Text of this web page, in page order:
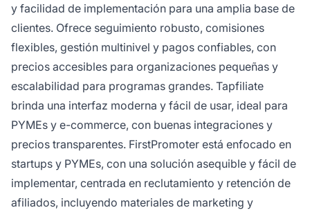
y facilidad de implementación para una amplia base de
clientes. Ofrece seguimiento robusto, comisiones
flexibles, gestión multinivel y pagos confiables, con
precios accesibles para organizaciones pequeñas y
escalabilidad para programas grandes. Tapfiliate
brinda una interfaz moderna y fácil de usar, ideal para
PYMEs y e-commerce, con buenas integraciones y
precios transparentes. FirstPromoter está enfocado en
startups y PYMEs, con una solución asequible y fácil de
implementar, centrada en reclutamiento y retención de
afiliados, incluyendo materiales de marketing y